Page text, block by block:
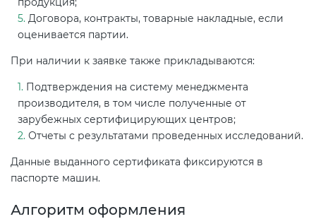
Договора, контракты, товарные накладные, если
оценивается партии.
При наличии к заявке также прикладываются:
Подтверждения на систему менеджмента
производителя, в том числе полученные от
зарубежных сертифицирующих центров;
Отчеты с результатами проведенных исследований.
Данные выданного сертификата фиксируются в
паспорте машин.
Алгоритм оформления